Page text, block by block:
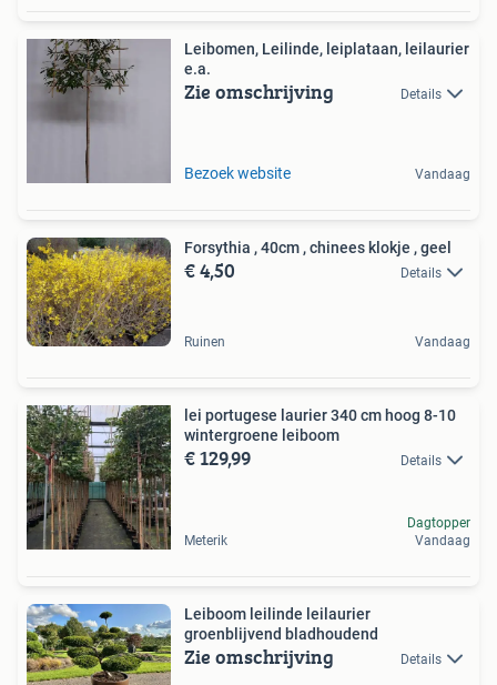
Leibomen, Leilinde, leiplataan, leilaurier
e.a.
Zie omschrijving Details
Bezoek website Vandaag
Forsythia , 40cm , chinees klokje , geel
€ 4,50 Details
Ruinen Vandaag
lei portugese laurier 340 cm hoog 8-10
wintergroene leiboom
€ 129,99 Details
Meterik
Dagtopper
Vandaag
Leiboom leilinde leilaurier
groenblijvend bladhoudend
Zie omschrijving Details